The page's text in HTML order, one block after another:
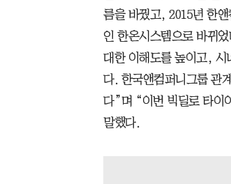
름을 바꿨고, 2015년 한
인 한온시스템으로 바뀌
대한 이해도를 높이고, 시
다. 한국앤컴퍼니그룹 관
다”며 “이번 빅딜로 타이
말했다.